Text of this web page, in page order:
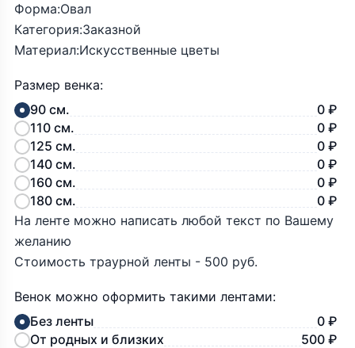
Форма:Овал
Категория:Заказной
Материал:Искусственные цветы
Размер венка:
90 см.
0 ₽
110 см.
0 ₽
125 см.
0 ₽
140 см.
0 ₽
160 см.
0 ₽
180 см.
0 ₽
На ленте можно написать любой текст по Вашему
желанию
Стоимость траурной ленты - 500 руб.
Венок можно оформить такими лентами:
Без ленты
0 ₽
От родных и близких
500 ₽